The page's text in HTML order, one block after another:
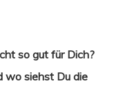
so gut für Dich?
wo siehst Du die